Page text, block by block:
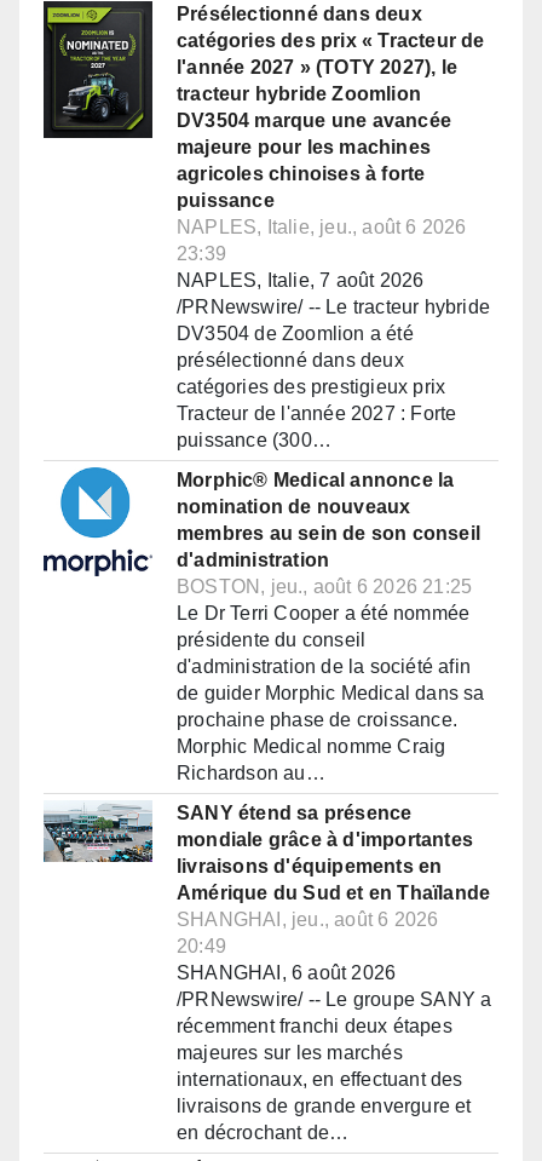
Présélectionné dans deux
catégories des prix « Tracteur de
l'année 2027 » (TOTY 2027), le
tracteur hybride Zoomlion
DV3504 marque une avancée
majeure pour les machines
agricoles chinoises à forte
puissance
NAPLES, Italie, jeu., août 6 2026
23:39
NAPLES, Italie, 7 août 2026
/PRNewswire/ -- Le tracteur hybride
DV3504 de Zoomlion a été
présélectionné dans deux
catégories des prestigieux prix
Tracteur de l'année 2027 : Forte
puissance (300…
Morphic® Medical annonce la
nomination de nouveaux
membres au sein de son conseil
d'administration
BOSTON, jeu., août 6 2026 21:25
Le Dr Terri Cooper a été nommée
présidente du conseil
d'administration de la société afin
de guider Morphic Medical dans sa
prochaine phase de croissance.
Morphic Medical nomme Craig
Richardson au…
SANY étend sa présence
mondiale grâce à d'importantes
livraisons d'équipements en
Amérique du Sud et en Thaïlande
SHANGHAI, jeu., août 6 2026
20:49
SHANGHAI, 6 août 2026
/PRNewswire/ -- Le groupe SANY a
récemment franchi deux étapes
majeures sur les marchés
internationaux, en effectuant des
livraisons de grande envergure et
en décrochant de…